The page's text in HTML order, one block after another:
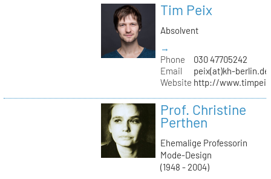
Tim Peix
Absolvent
→
Phone
030 47705242
Email
peix(at)kh-berlin.de
Website http://
Prof. Christine
Perthen
Ehemalige Professorin
Mode-Design
(1948 - 2004)